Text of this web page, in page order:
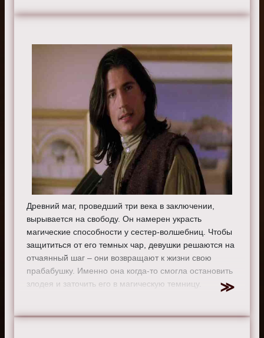
Древний маг, проведший три века в заключении,
вырывается на свободу. Он намерен украсть
магические способности у сестер-волшебниц. Чтобы
защититься от его темных чар, девушки решаются на
отчаянный шаг – они возвращают к жизни свою
прабабушку. Именно она когда-то смогла остановить
злодея и заточить его в магическую темницу.
Актеры:Шеннен Доэрти, Холли Мари Комбс, Алисса